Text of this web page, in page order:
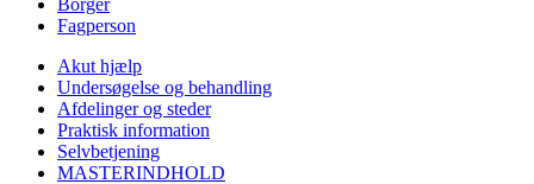
Fagperson
Akut hjælp
Undersøgelse og behandling
Afdelinger og steder
Praktisk information
Selvbetjening
MASTERINDHOLD